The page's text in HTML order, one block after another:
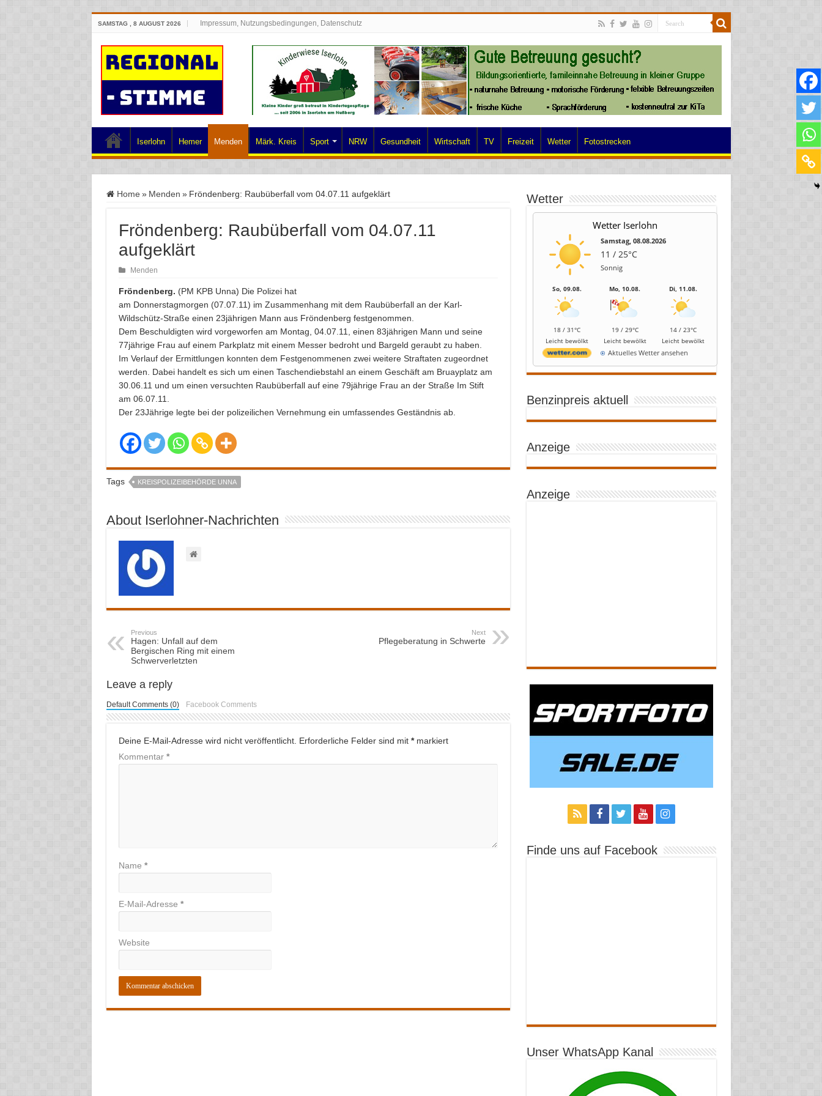
SAMSTAG , 8 AUGUST 2026 Impressum, Nutzungsbedingungen, Datenschutz
Iserlohn Hemer Menden Märk. Kreis Sport NRW Gesundheit Wirtschaft TV Freizeit Wetter Fotostrecken
Home » Menden » Fröndenberg: Raubüberfall vom 04.07.11 aufgeklärt
Fröndenberg: Raubüberfall vom 04.07.11
aufgeklärt
Menden
Fröndenberg. (PM KPB Unna) Die Polizei hat
am Donnerstagmorgen (07.07.11) im Zusammenhang mit dem Raubüberfall an der Karl-
Wildschütz-Straße einen 23jährigen Mann aus Fröndenberg festgenommen.
Dem Beschuldigten wird vorgeworfen am Montag, 04.07.11, einen 83jährigen Mann und seine
77jährige Frau auf einem Parkplatz mit einem Messer bedroht und Bargeld geraubt zu haben.
Im Verlauf der Ermittlungen konnten dem Festgenommenen zwei weitere Straftaten zugeordnet
werden. Dabei handelt es sich um einen Taschendiebstahl an einem Geschäft am Bruayplatz am
30.06.11 und um einen versuchten Raubüberfall auf eine 79jährige Frau an der Straße Im Stift
am 06.07.11.
Der 23Jährige legte bei der polizeilichen Vernehmung ein umfassendes Geständnis ab.
Tags KREISPOLIZEIBEHÖRDE UNNA
About Iserlohner-Nachrichten
Previous
Hagen: Unfall auf dem
Bergischen Ring mit einem
Schwerverletzten
Next
Pflegeberatung in Schwerte
Leave a reply
Default Comments (0) Facebook Comments
Deine E-Mail-Adresse wird nicht veröffentlicht. Erforderliche Felder sind mit *markiert
Kommentar *
Name *
E-Mail-Adresse *
Website
Wetter
Wetter Iserlohn
Samstag, 08.08.2026
11 / 25°C
Sonnig
So, 09.08.
18 / 31°C
Leicht bewölkt
Mo, 10.08.
19 / 29°C
Leicht bewölkt
Di, 11.08.
14 / 23°C
Leicht bewölkt
Aktuelles Wetter ansehen
Benzinpreis aktuell
Anzeige
Anzeige
Finde uns auf Facebook
Unser WhatsApp Kanal